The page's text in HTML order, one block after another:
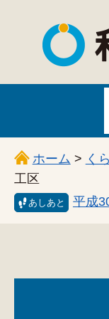
ホーム > く
工区
あしあと 平成